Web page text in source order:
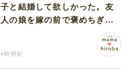
子と結婚して欲しかった。友
人の娘を嫁の前で褒めちぎる
4時間前